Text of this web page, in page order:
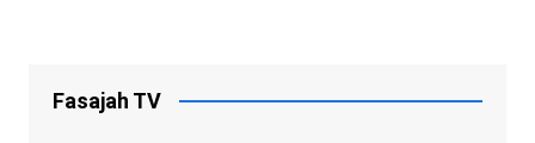
Fasajah TV